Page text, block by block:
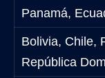
Panamá,
Bolivia, Chile,
República